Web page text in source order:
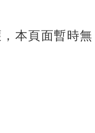
本頁面暫時無